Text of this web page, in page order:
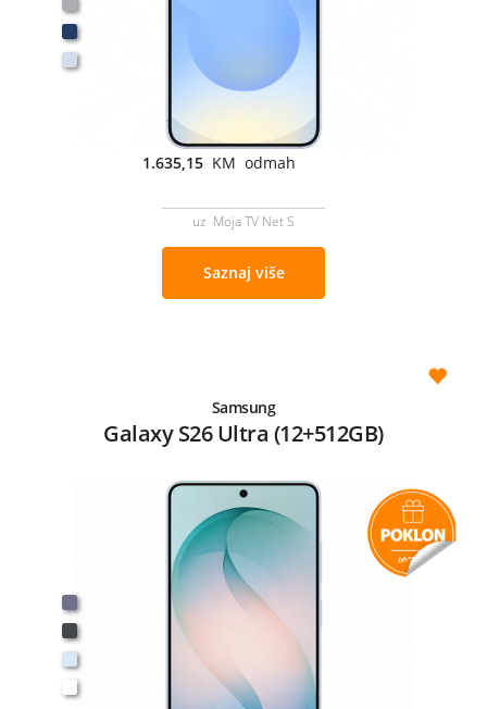
1.635,15 KM odmah
uz Moja TV Net S
Saznaj više
Samsung
Galaxy S26 Ultra (12+512GB)